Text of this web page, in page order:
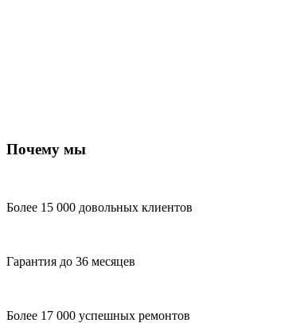
Почему мы
Более 15 000 довольных клиентов
Гарантия до 36 месяцев
Более 17 000 успешных ремонтов